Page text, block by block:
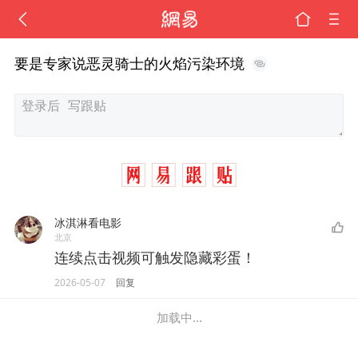
要是专家说恶灵骑士的火焰污染环境
冰淇淋看电影
北京
连续点击视频可触发隐藏彩蛋！
2026-05-07 回复
加载中...